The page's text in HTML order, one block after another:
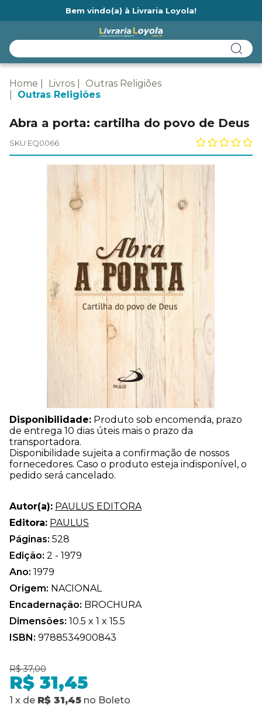
Bem vindo(a) à Livraria Loyola!
Home Livros
Outras Religiões
Outras Religiões
Abra a porta: cartilha do povo de Deus
SKU EQ0066
Disponibilidade: Produto sob encomenda, prazo
de entrega 10 dias úteis mais o prazo da
transportadora.
Disponibilidade sujeita a confirmação de nossos
fornecedores. Caso o produto esteja indisponível, o
pedido será cancelado.
Autor(a): PAULUS EDITORA
Editora: PAULUS
Páginas: 528
Edição: 2 - 1979
Ano: 1979
Origem: NACIONAL
Encadernação: BROCHURA
Dimensões: 10.5 x 1 x 15.5
ISBN: 9788534900843
R$ 37,00
R$ 31,45
1 x de R$ 31,45 no Boleto